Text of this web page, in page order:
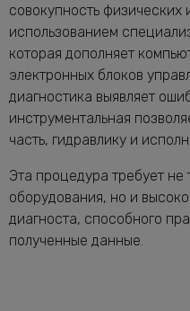
совокупность
использованием
которая дополняет
электронных блоков
диагностика выявляет
инструментальная
часть, гидравлику и
Эта процедура требует не
оборудования, но и
диагноста, способного
полученные данные.